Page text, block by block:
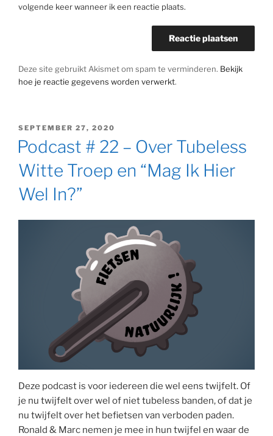
volgende keer wanneer ik een reactie plaats.
Deze site gebruikt Akismet om spam te verminderen. Bekijk
hoe je reactie gegevens worden verwerkt.
GEPLAATST
OP
SEPTEMBER 27, 2020
Podcast # 22 – Over Tubeless
Witte Troep en “Mag Ik Hier
Wel In?”
Deze podcast is voor iedereen die wel eens twijfelt. Of
je nu twijfelt over wel of niet tubeless banden, of dat je
nu twijfelt over het befietsen van verboden paden.
Ronald & Marc nemen je mee in hun twijfel en waar de